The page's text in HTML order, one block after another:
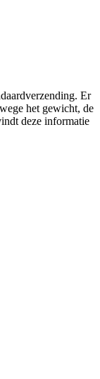
Er
het gewicht, de
deze informatie